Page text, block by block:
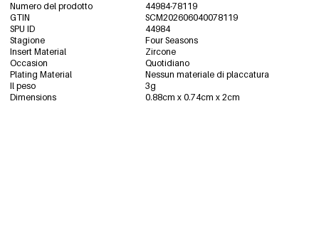
Numero del prodotto
44984-78119
GTIN
SCM202606040078119
SPU ID
44984
Stagione
Four Seasons
Insert Material
Zircone
Occasion
Quotidiano
Plating Material
Nessun materiale di placcatura
Il peso
3g
Dimensions
0.88cm x 0.74cm x 2cm